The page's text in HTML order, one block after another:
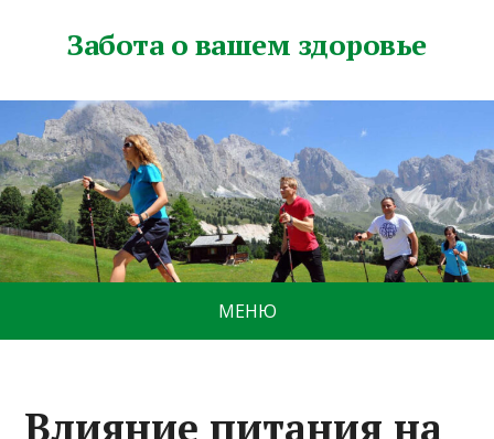
Забота о вашем здоровье
МЕНЮ
Влияние питания на